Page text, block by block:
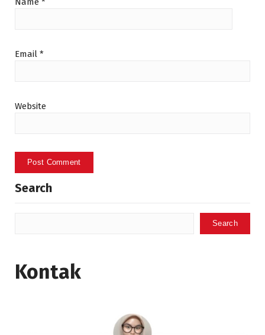
Email *
Website
Search
Search
Kontak